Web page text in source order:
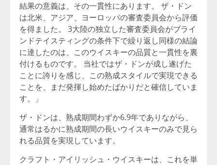
結果の意義は、その一貫性にあります。 ザ・ドン
は北米、アジア、ヨーロッパの審査委員会から評価
を得ました。 3大陸の独立した審査委員会がブライ
ンドテイスティングの条件下で繰り返し同様の結論
に達したのは、このウイスキーの品質と一貫性を裏
付けるものです。 当社ではザ・ドンが成し遂げた
ことに誇りを感じ、この熟成スタイルで実現できる
ことを、まだ発揮し始めたばかりだと確信していま
す。」
ザ・ドンは、熟成期間わずか6.9年でありながら、
通常はるかに熟成期間の長いウイスキーのみで見ら
れる品質を実現しています。
クラフト・アイリッシュ・ウイスキーは、これを単